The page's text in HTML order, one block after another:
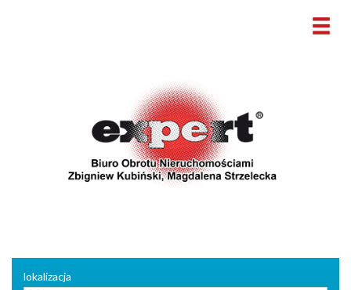
lokalizacja